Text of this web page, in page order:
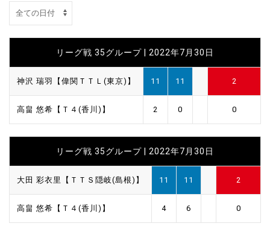
リーグ戦 35グループ | 2022年7月30日
神沢 瑞羽【偉関ＴＴＬ(東京)】 11 11 2
高畠 悠希【Ｔ４(香川)】 2 0 0
リーグ戦 35グループ | 2022年7月30日
大田 彩衣里【ＴＴＳ隠岐(島根)】 11 11 2
高畠 悠希【Ｔ４(香川)】 4 6 0